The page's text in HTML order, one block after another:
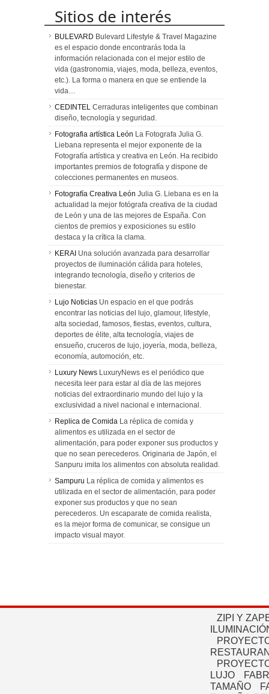
Sitios de interés
BULEVARD Bulevard Lifestyle & Travel Magazine
es el espacio donde encontrarás toda la
información relacionada con el mejor estilo de
vida (gastronomia, viajes, moda, belleza, eventos,
etc.). La forma o manera en que se entiende la
vida…
CEDINTEL Cerraduras inteligentes que combinan
diseño, tecnología y seguridad.
Fotografia artística León La Fotografa Julia G.
Liebana representa el mejor exponente de la
Fotografía artística y creativa en León. Ha recibido
importantes premios de fotografía y dispone de
colecciones permanentes en museos.
Fotografía Creativa León Julia G. Liebana es en la
actualidad la mejor fotógrafa creativa de la ciudad
de León y una de las mejores de España. Con
cientos de premios y exposiciones su estilo
destaca y la crítica la clama.
KERAI Una solución avanzada para desarrollar
proyectos de iluminación cálida para hoteles,
integrando tecnología, diseño y criterios de
bienestar.
Lujo Noticias Un espacio en el que podrás
encontrar las noticias del lujo, glamour, lifestyle,
alta sociedad, famosos, fiestas, eventos, cultura,
deportes de élite, alta tecnología, viajes de
ensueño, cruceros de lujo, joyería, moda, belleza,
economía, automoción, etc.
Luxury News LuxuryNews es el periódico que
necesita leer para estar al día de las mejores
noticias del extraordinario mundo del lujo y la
exclusividad a nivel nacional e internacional.
Replica de Comida La réplica de comida y
alimentos es utilizada en el sector de
alimentación, para poder exponer sus productos y
que no sean perecederos. Originaria de Japón, el
Sanpuru imita los alimentos con absoluta realidad.
Sampuru La réplica de comida y alimentos es
utilizada en el sector de alimentación, para poder
exponer sus productos y que no sean
perecederos. Un escaparate de comida realista,
es la mejor forma de comunicar, se consigue un
impacto visual mayor.
ZIPI Y
LUJO
TAMAÑO